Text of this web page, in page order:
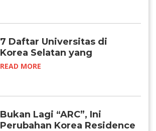
7 Daftar Universitas di
Korea Selatan yang
Menawarkan Program
READ MORE
Bukan Lagi “ARC”, Ini
Perubahan Korea Residence